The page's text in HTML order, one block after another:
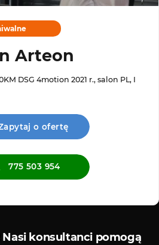
Arteon
DSG 4motion 2021 r., salon PL, I
o ofertę
775 503 954
Nasi konsultanci pomogą